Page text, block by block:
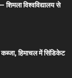
शिमला विश्वविद्यालय से
हिमाचल में सिंडिकेट